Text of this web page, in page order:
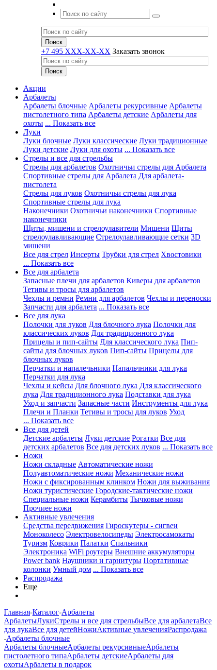
+7 495 XXX-XX-XX Заказать звонок
Акции
Арбалеты
Арбалеты блочные Арбалеты рекурсивные Арбалеты
пистолетного типа Арбалеты детские Арбалеты для
охоты ... Показать все
Луки
Луки блочные Луки классические Луки традиционные
Луки детские Луки для охоты ... Показать все
Стрелы и все для стрельбы
Стрелы для арбалетов Охотничьи стрелы для Арбалета
Спортивные стрелы для Арбалета Для арбалета-
пистолета
Стрелы для луков Охотничьи стрелы для лука
Спортивные стрелы для лука
Наконечники Охотничьи наконечники Спортивные
наконечники
Щиты, мишени и стрелоулавители Мишени Щиты
стрелоулавливающие Стрелоулавливающие сетки 3D
мишени
Все для стрел Инсерты Трубки для стрел Хвостовики
... Показать все
Все для арбалета
Запасные плечи для арбалетов Киверы для арбалетов
Тетивы и тросы для арбалетов
Чехлы и ремни Ремни для арбалетов Чехлы и переноски
Запчасти для арбалета ... Показать все
Все для лука
Полочки для луков Для блочного лука Полочки для
классических луков Для традиционного лука
Прицелы и пип-сайты Для классического лука Пип-
сайты для блочных луков Пип-сайты Прицелы для
блочных луков
Перчатки и напалечьники Напальчники для лука
Перчатки для лука
Чехлы и кейсы Для блочного лука Для классического
лука Для традиционного лука Подставки для лука
Уход и запчасти Запасные части Инструменты для лука
Плечи и Планки Тетивы и тросы для луков Уход
... Показать все
Все для детей
Детские арбалеты Луки детские Рогатки Все для
детских арбалетов Все для детских луков ... Показать все
Ножи
Ножи складные Автоматические ножи
Полуавтоматические ножи Механические ножи
Ножи с фиксированным клинком Ножи для выживания
Ножи туристические Городские-тактические ножи
Специальные ножи Керамбиты Тычковые ножи
Прочиее ножи
Активные увлечения
Средства передвижения Гироскутеры - сигвеи
Моноколесо Электровелосипеды Электросамокаты
Туризм Коврики Палатки Спальники
Электроника WiFi роутеры Внешние аккумуляторы
Power bank Наушники и гарнитуры Портативные
колонки Умный дом ... Показать все
Распродажа
Еще
Главная-Каталог-Арбалеты
АрбалетыЛукиСтрелы и все для стрельбыВсе для арбалетаВсе
для лукаВсе для детейНожиАктивные увлеченияРаспродажа
-Арбалеты блочные
Арбалеты блочныеАрбалеты рекурсивныеАрбалеты
пистолетного типаАрбалеты детскиеАрбалеты для
охотыАрбалеты в подарок